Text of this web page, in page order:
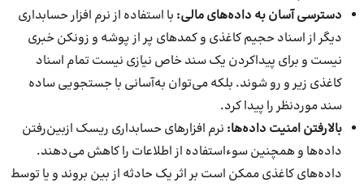
دسترسی آسان به داده‌های مالی: با استفاده از نرم افزار حسابداری
دیگر از اسناد حجیم کاغذی و کمدهای پر از پوشه و زونکن خبری
نیست و برای پیداکردن یک سند خاص نیازی نیست تمام اسناد
کاغذی زیر و رو شوند. بلکه می‌توان به‌آسانی با جستجویی ساده
سند موردنظر را پیدا کرد.
بالارفتن امنیت داده‌ها: نرم افزارهای حسابداری ریسک ازبین‌رفتن
داده‌ها و همچنین سوءاستفاده از اطلاعات را کاهش می‌دهند.
داده‌های کاغذی ممکن است بر اثر یک حادثه از بین بروند و یا توسط